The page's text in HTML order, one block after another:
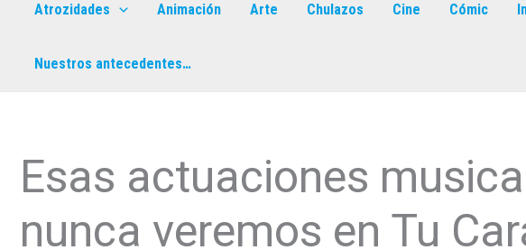
Atrozidades Animación Arte Chulazos Cine Cómic
Nuestros antecedentes…
Esas actuaciones
nunca veremos en Tu